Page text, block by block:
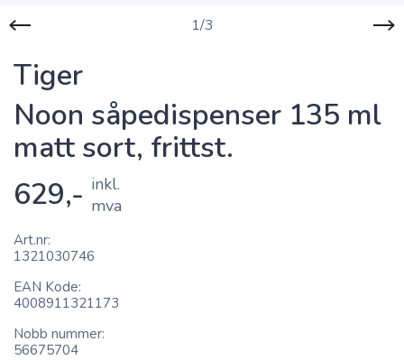
1/3
Art.nr
1321030746
EAN Kode
4008911321173
Nobb nummer
56675704
Tiger
Noon såpedispenser 135 ml
matt sort, frittst.
629,- inkl.
mva